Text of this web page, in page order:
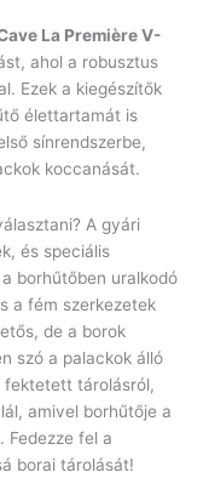
La Première V-
ahol a robusztus
Ezek a kiegészítők
élettartamát is
sínrendszerbe,
koccanását.
A gyári
és speciális
borhűtőben uralkodó
a fém szerkezetek
de a borok
szó a palackok álló
tárolásról,
amivel borhűtője a
Fedezze fel a
borai tárolását!